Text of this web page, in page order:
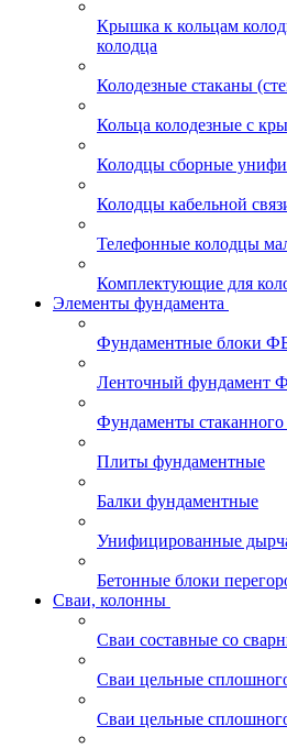
Крышка к кольцам
колодца
Колодезные стаканы
Кольца колодезные с
Колодцы сборные
Колодцы кабельной
Телефонные колодцы
Комплектующие для
Элементы фундамента
Фундаментные блоки
Ленточный фундамент
Фундаменты стаканного
Плиты фундаментные
Балки фундаментные
Унифицированные
Бетонные блоки
Сваи, колонны
Сваи составные со
Сваи цельные
Сваи цельные